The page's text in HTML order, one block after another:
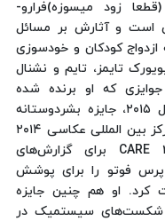
زود میسوزه)فرارو-
است و آثارش بر مسائل
کودکان و خودسوزی
تایمز، تایم و نشنال
که او برنده شده
می‌توان به جایزه هنر برای صلح در سال ۲۰۱۵، جایزه بشردوستانه
لوسی در سال ۲۰۱۵، جایزه بین المللی مرکز بین المللی عکاسی ۲۰۱۴
و هم چنین جایزه بین‌المللی CARE ۲۰۰۸ برای گزارش‌های
پرس فوتو را برای پوشش
کرد. او هم چنین جایزه
شکست‌های سیستمیک در